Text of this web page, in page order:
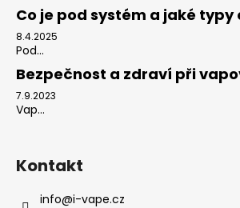
Co je pod systém a jaké typy
8.4.2025
Pod...
Bezpečnost a zdraví při
7.9.2023
Vap...
Kontakt
info@i-vape.cz